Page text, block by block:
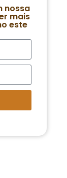
nossa
mais
este